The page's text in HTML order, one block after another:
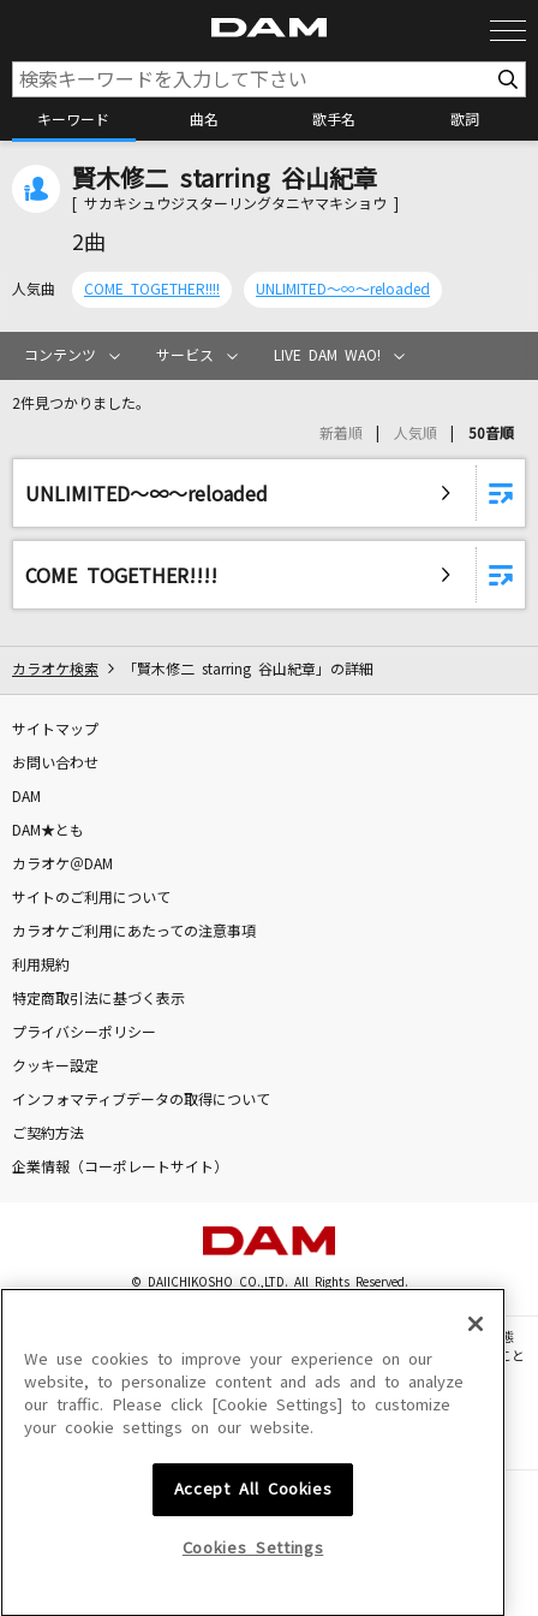
キーワード 曲名 歌手名 歌詞
カラオケ検索
カラオケリクエスト
リアルタイムで歌われている曲の一覧
奏(かなで)
スキマスイッチ
日向坂46
V.I.P
シド
ギブス
東京サマーセッション feat.CHiCO
HoneyWorks
トコハナ
やなぎなぎ
[生音]青と夏
[生音]あー夏休み
TUBE(チューブ)
カラオケ最新情報をチェック！
賢木修二 starring 谷山紀章
[ サカキシュウジスターリングタニヤマキショウ ]
2曲
人気曲 COME TOGETHER!!!! UNLIMITED～∞～reloaded
コンテンツ サービス LIVE DAM WAO!
2件見つかりました。
新着順 人気順 50音順
UNLIMITED～∞～reloaded
COME TOGETHER!!!!
カラオケ検索 「賢木修二 starring 谷山紀章」の詳細
サイトマップ
お問い合わせ
DAM
DAM★とも
カラオケ＠DAM
サイトのご利用について
カラオケご利用にあたっての注意事項
利用規約
特定商取引法に基づく表示
プライバシーポリシー
クッキー設定
インフォマティブデータの取得について
ご契約方法
企業情報（コーポレートサイト）
© DAIICHIKOSHO CO.,LTD. All Rights Reserved.
このサイトに掲載されている一切の文章・画像・写真・動画・音声等を、手段や形態
を問わず、著作権法の定める範囲を超えて無断で複製、転載、ファイル化などすること
を禁じます。
楽曲及びコンテンツは、機種によりご利用いただけない場合があります。
楽曲及びコンテンツの配信日、配信内容が変更になる場合があります。
We use cookies to improve your experience on our
website, to personalize content and ads and to analyze
our traffic. Please click [Cookie Settings] to customize
your cookie settings on our website.
Accept All Cookies
Cookies Settings